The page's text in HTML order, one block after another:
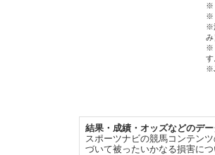
※
※
※
み
※
す
結果・成績・オッズなどのデ
スポーツナビの競馬コンテン
づいて被ったいかなる損害に